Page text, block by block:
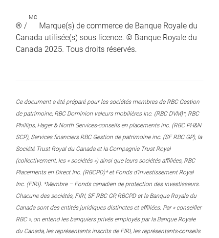
® /
MC
Marque(s) de commerce de Banque Royale du
Canada utilisée(s) sous licence. © Banque Royale du
Canada 2025. Tous droits réservés.
Ce document a été préparé pour les sociétés membres de RBC Gestion
de patrimoine, RBC Dominion valeurs mobilières Inc. (RBC DVM)*, RBC
Phillips, Hager & North Services-conseils en placements inc. (RBC PH&N
SCP), Services financiers RBC Gestion de patrimoine inc. (SF RBC GP), la
Société Trust Royal du Canada et la Compagnie Trust Royal
(collectivement, les « sociétés ») ainsi que leurs sociétés affiliées, RBC
Placements en Direct Inc. (RBCPD)* et Fonds d’investissement Royal
Inc. (FIRI). *Membre – Fonds canadien de protection des investisseurs.
Chacune des sociétés, FIRI, SF RBC GP, RBCPD et la Banque Royale du
Canada sont des entités juridiques distinctes et affiliées. Par « conseiller
RBC », on entend les banquiers privés employés par la Banque Royale
du Canada, les représentants inscrits de FIRI, les représentants-conseils